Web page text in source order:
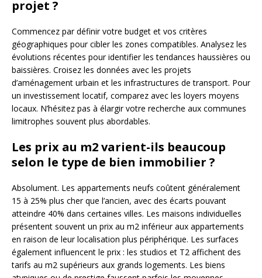
projet ?
Commencez par définir votre budget et vos critères
géographiques pour cibler les zones compatibles. Analysez les
évolutions récentes pour identifier les tendances haussières ou
baissières. Croisez les données avec les projets
d’aménagement urbain et les infrastructures de transport. Pour
un investissement locatif, comparez avec les loyers moyens
locaux. N’hésitez pas à élargir votre recherche aux communes
limitrophes souvent plus abordables.
Les prix au m2 varient-ils beaucoup
selon le type de bien immobilier ?
Absolument. Les appartements neufs coûtent généralement
15 à 25% plus cher que l’ancien, avec des écarts pouvant
atteindre 40% dans certaines villes. Les maisons individuelles
présentent souvent un prix au m2 inférieur aux appartements
en raison de leur localisation plus périphérique. Les surfaces
également influencent le prix : les studios et T2 affichent des
tarifs au m2 supérieurs aux grands logements. Les biens